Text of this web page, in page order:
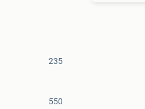
235
550